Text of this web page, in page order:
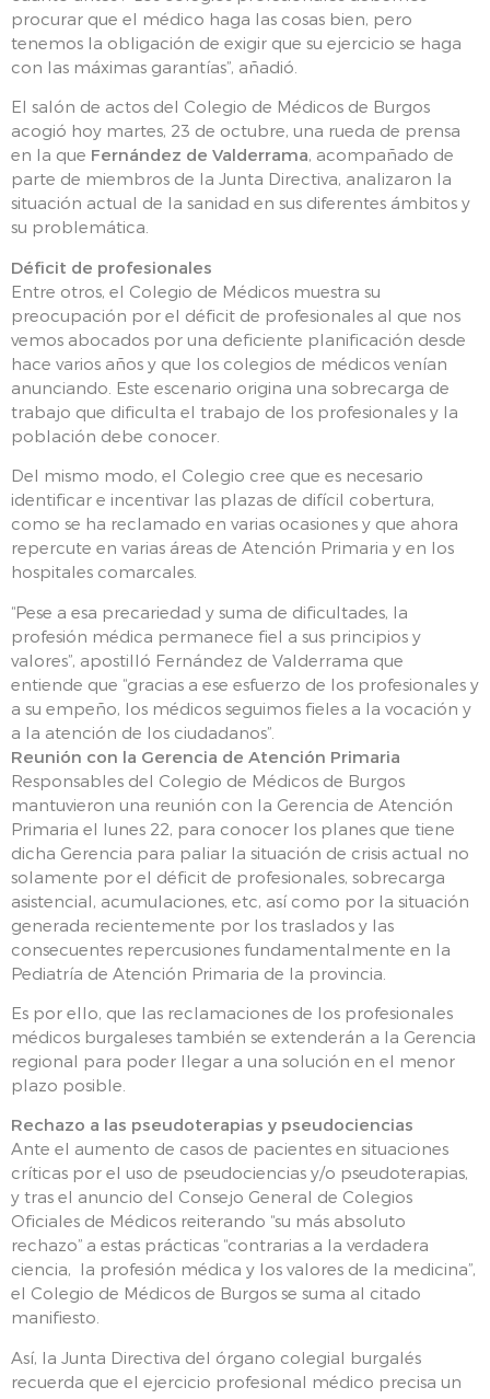
procurar que el médico haga las cosas bien, pero
tenemos la obligación de exigir que su ejercicio se haga
con las máximas garantías”, añadió.
El salón de actos del Colegio de Médicos de Burgos
acogió hoy martes, 23 de octubre, una rueda de prensa
en la que Fernández de Valderrama, acompañado de
parte de miembros de la Junta Directiva, analizaron la
situación actual de la sanidad en sus diferentes ámbitos y
su problemática.
Déficit de profesionales
Entre otros, el Colegio de Médicos muestra su
preocupación por el déficit de profesionales al que nos
vemos abocados por una deficiente planificación desde
hace varios años y que los colegios de médicos venían
anunciando. Este escenario origina una sobrecarga de
trabajo que dificulta el trabajo de los profesionales y la
población debe conocer.
Del mismo modo, el Colegio cree que es necesario
identificar e incentivar las plazas de difícil cobertura,
como se ha reclamado en varias ocasiones y que ahora
repercute en varias áreas de Atención Primaria y en los
hospitales comarcales.
“Pese a esa precariedad y suma de dificultades, la
profesión médica permanece fiel a sus principios y
valores”, apostilló Fernández de Valderrama que
entiende que “gracias a ese esfuerzo de los profesionales y
a su empeño, los médicos seguimos fieles a la vocación y
a la atención de los ciudadanos”.
Reunión con la Gerencia de Atención Primaria
Responsables del Colegio de Médicos de Burgos
mantuvieron una reunión con la Gerencia de Atención
Primaria el lunes 22, para conocer los planes que tiene
dicha Gerencia para paliar la situación de crisis actual no
solamente por el déficit de profesionales, sobrecarga
asistencial, acumulaciones, etc, así como por la situación
generada recientemente por los traslados y las
consecuentes repercusiones fundamentalmente en la
Pediatría de Atención Primaria de la provincia.
Es por ello, que las reclamaciones de los profesionales
médicos burgaleses también se extenderán a la Gerencia
regional para poder llegar a una solución en el menor
plazo posible.
Rechazo a las pseudoterapias y pseudociencias
Ante el aumento de casos de pacientes en situaciones
críticas por el uso de pseudociencias y/o pseudoterapias,
y tras el anuncio del Consejo General de Colegios
Oficiales de Médicos reiterando “su más absoluto
rechazo” a estas prácticas “contrarias a la verdadera
ciencia, la profesión médica y los valores de la medicina”,
el Colegio de Médicos de Burgos se suma al citado
manifiesto.
Así, la Junta Directiva del órgano colegial burgalés
recuerda que el ejercicio profesional médico precisa un